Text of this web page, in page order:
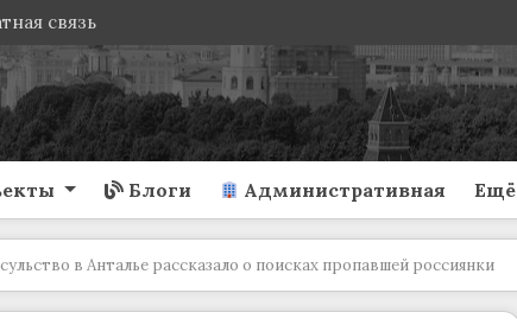
связь
Блоги Административная Ещё
в Анталье рассказало о поисках пропавшей россиянки